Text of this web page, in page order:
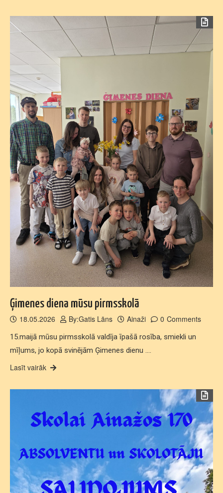
Ģimenes diena mūsu pirmsskolā
18.05.2026 By:Gatis Lāns Ainaži 0 Comments
15.maijā mūsu pirmsskolā valdīja īpašā rosība, smiekli un
mīļums, jo kopā svinējām Ģimenes dienu .…
Lasīt vairāk